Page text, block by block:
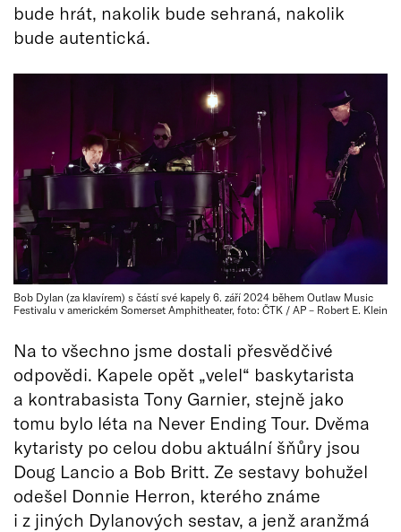
bude hrát, nakolik bude sehraná, nakolik
bude autentická.
Bob Dylan (za klavírem) s částí své kapely 6. září 2024 během Outlaw Music
Festivalu v americkém Somerset Amphitheater, foto: ČTK / AP – Robert E. Klein
Na to všechno jsme dostali přesvědčivé
odpovědi. Kapele opět „velel“ baskytarista
a kontrabasista Tony Garnier, stejně jako
tomu bylo léta na Never Ending Tour. Dvěma
kytaristy po celou dobu aktuální šňůry jsou
Doug Lancio a Bob Britt. Ze sestavy bohužel
odešel Donnie Herron, kterého známe
i z jiných Dylanových sestav, a jenž aranžmá